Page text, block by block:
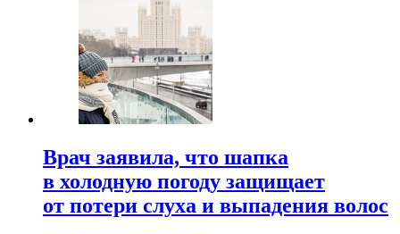
Врач заявила, что шапка
в холодную погоду защищает
от потери слуха и выпадения волос